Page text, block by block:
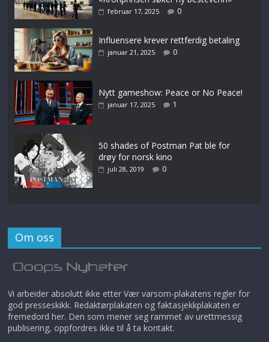
februar 17, 2025 0
Influensere krever rettferdig betaling
januar 21, 2025 0
Nytt gameshow: Peace or No Peace!
januar 17, 2025 1
50 shades of Postman Pat ble for
drøy for norsk kino
juli 28, 2019 0
Om oss
Vi arbeider absolutt ikke etter Vær varsom-plakatens regler for
god presseskikk. Redaktørplakaten og faktasjekkplakaten er
fremedord her. Den som mener seg rammet av urettmessig
publisering, oppfordres ikke til å ta kontakt.